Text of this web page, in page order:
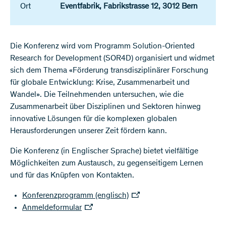
Ort Eventfabrik, Fabrikstrasse 12, 3012 Bern
Die Konferenz wird vom Programm Solution-Oriented
Research for Development (SOR4D) organisiert und widmet
sich dem Thema «Förderung transdisziplinärer Forschung
für globale Entwicklung: Krise, Zusammenarbeit und
Wandel». Die Teilnehmenden untersuchen, wie die
Zusammenarbeit über Disziplinen und Sektoren hinweg
innovative Lösungen für die komplexen globalen
Herausforderungen unserer Zeit fördern kann.
Die Konferenz (in Englischer Sprache) bietet vielfältige
Möglichkeiten zum Austausch, zu gegenseitigem Lernen
und für das Knüpfen von Kontakten.
Konferenzprogramm (englisch)
Anmeldeformular